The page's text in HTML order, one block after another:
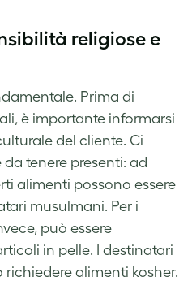
religiose e
Prima di
è importante informarsi
del cliente. Ci
tenere presenti: ad
alimenti possono essere
musulmani. Per i
può essere
in pelle. I destinatari
richiedere alimenti kosher.